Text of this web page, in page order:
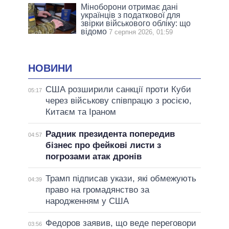
Міноборони отримає дані
українців з податкової для
звірки військового обліку: що
відомо 7 серпня 2026, 01:59
НОВИНИ
05:17
США розширили санкції проти Куби
через військову співпрацю з росією,
Китаєм та Іраном
04:57
Радник президента попередив
бізнес про фейкові листи з
погрозами атак дронів
04:39 Трамп підписав укази, які обмежують
право на громадянство за
народженням у США
03:56
Федоров заявив, що веде переговори